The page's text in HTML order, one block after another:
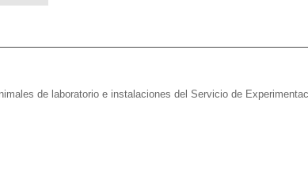
de laboratorio e instalaciones del Servicio de